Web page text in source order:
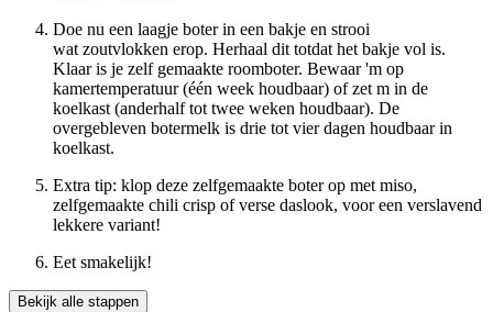
Doe nu een laagje boter in een bakje en strooi
wat zoutvlokken erop. Herhaal dit totdat het bakje vol is.
Klaar is je zelf gemaakte roomboter. Bewaar 'm op
kamertemperatuur (één week houdbaar) of zet m in de
koelkast (anderhalf tot twee weken houdbaar). De
overgebleven botermelk is drie tot vier dagen houdbaar in
koelkast.
Extra tip: klop deze zelfgemaakte boter op met miso,
zelfgemaakte chili crisp of verse daslook, voor een verslavend
lekkere variant!
Eet smakelijk!
Bekijk alle stappen